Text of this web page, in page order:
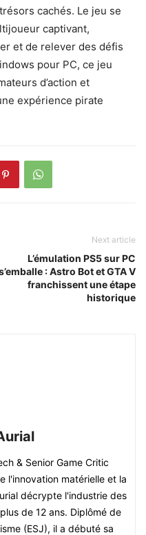
cachés. Le jeu se
captivant,
et de relever des défis
pour PC, ce jeu
d’action et
expérience pirate
Next article
L’émulation PS5 sur PC
: Astro Bot et GTA V
franchissent une étape
historique
& Senior Game Critic
l'innovation matérielle et la
décrypte l'industrie des
de 12 ans. Diplômé de
(ESJ), il a débuté sa